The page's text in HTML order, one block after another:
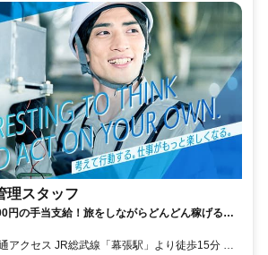
理スタッフ
円の手当支給！旅をしながらどんどん稼げる！
者も歓迎